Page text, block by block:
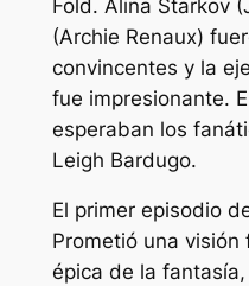
Fold. Alina Starkov
(Archie Renaux)
convincentes y la
fue impresionante.
esperaban los
Leigh Bardugo.
El primer episodio
Prometió una
épica de la